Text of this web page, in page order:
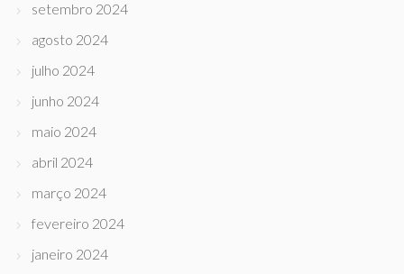
setembro 2024
agosto 2024
julho 2024
junho 2024
maio 2024
abril 2024
março 2024
fevereiro 2024
janeiro 2024